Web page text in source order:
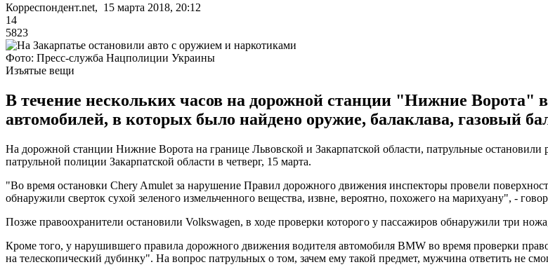
Корреспондент.net, 15 марта 2018, 20:12
14
5823
Фото: Пресс-служба Нацполиции Украины
Изъятые вещи
В течение нескольких часов на дорожной станции "Нижние Ворота"
автомобилей, в которых было найдено оружие, балаклава, газовый
На дорожной станции Нижние Ворота на границе Львовской и Закарпатской области, патрульные
патрульной полиции Закарпатской области в четверг, 15 марта.
"Во время остановки Chery Amulet за нарушение Правил дорожного движения инспекторы провели
обнаружили сверток сухой зеленого измельченного вещества, извне, вероятно, похожего на марихуану", -
Позже правоохранители остановили Volkswagen, в ходе проверки которого у пассажиров обнаружили три
Кроме того, у нарушившего правила дорожного движения водителя автомобиля BMW во время проверки
на телескопический дубинку". На вопрос патрульных о том, зачем ему такой предмет, мужчина ответить не